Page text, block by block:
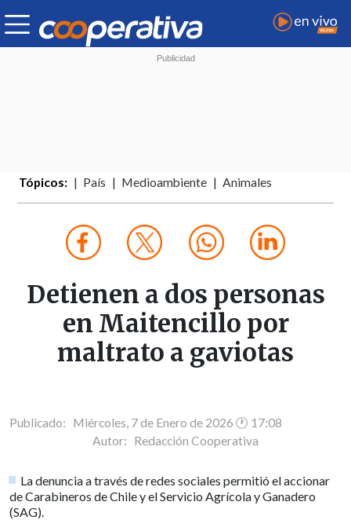
Tópicos: País Medioambiente Animales
Detienen a dos personas
en Maitencillo por
maltrato a gaviotas
Publicado: Miércoles, 7 de Enero de 2026 🕐 17:08
Autor: Redacción Cooperativa
La denuncia a través de redes sociales permitió el accionar
de Carabineros de Chile y el Servicio Agrícola y Ganadero
(SAG).